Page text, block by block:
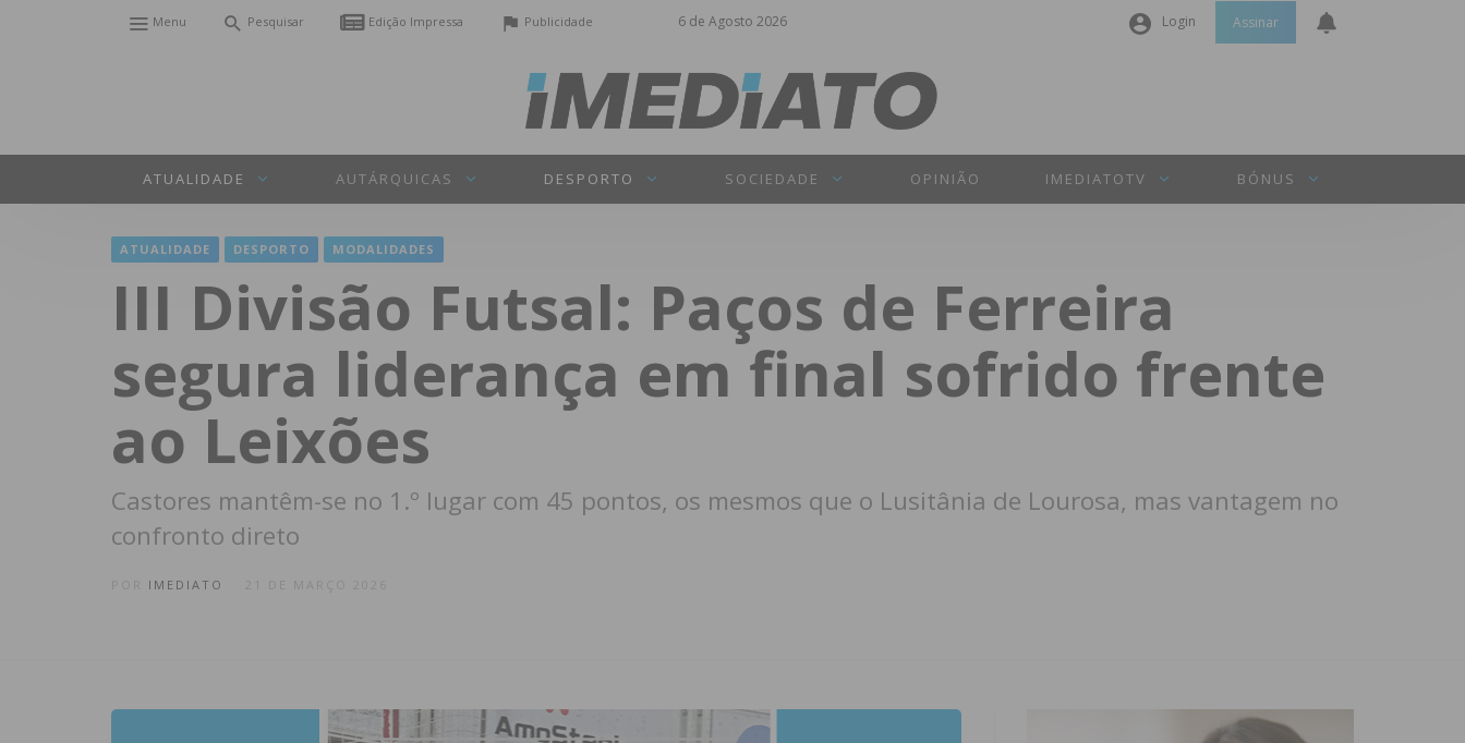
6 de Agosto 2026
Menu Pesquisar Edição Impressa Publicidade Login
Senha
Perdeu a sua senha?
Assinar
ATUALIDADE AUTÁRQUICAS DESPORTO SOCIEDADE OPINIÃO IMEDIATOTV BÓNUS
ATUALIDADE DESPORTO MODALIDADES
III Divisão Futsal: Paços de Ferreira
segura liderança em final sofrido frente
ao Leixões
Castores mantêm-se no 1.º lugar com 45 pontos, os mesmos que o Lusitânia de Lourosa, mas vantagem no
confronto direto
IMEDIATO 21 DE MARÇO 2026